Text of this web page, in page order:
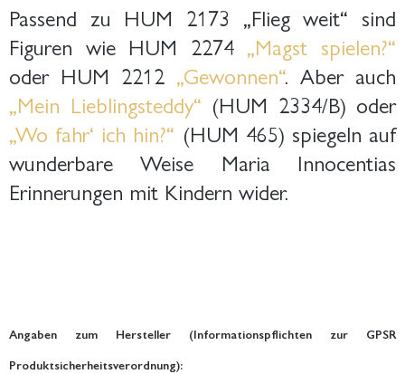
Passend zu HUM 2173 „Flieg weit“ sind
Figuren wie HUM 2274 „Magst spielen?“
oder HUM 2212 „Gewonnen“. Aber auch
„Mein Lieblingsteddy“ (HUM 2334/B) oder
„Wo fahr‘ ich hin?“ (HUM 465) spiegeln auf
wunderbare Weise Maria Innocentias
Erinnerungen mit Kindern wider.
Angaben zum Hersteller (Informationspflichten zur GPSR
Produktsicherheitsverordnung):